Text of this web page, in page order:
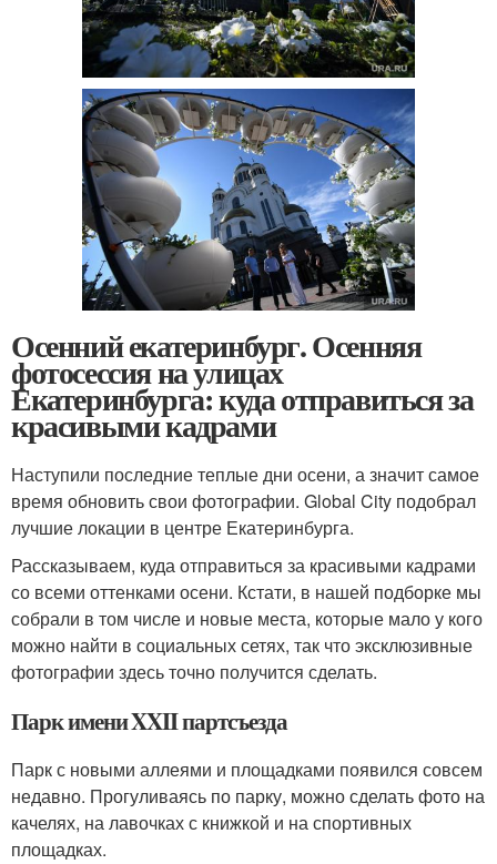
Осенний екатеринбург. Осенняя
фотосессия на улицах
Екатеринбурга: куда отправиться за
красивыми кадрами
Наступили последние теплые дни осени, а значит самое
время обновить свои фотографии. Global City подобрал
лучшие локации в центре Екатеринбурга.
Рассказываем, куда отправиться за красивыми кадрами
со всеми оттенками осени. Кстати, в нашей подборке мы
собрали в том числе и новые места, которые мало у кого
можно найти в социальных сетях, так что эксклюзивные
фотографии здесь точно получится сделать.
Парк имени XXII партсъезда
Парк с новыми аллеями и площадками появился совсем
недавно. Прогуливаясь по парку, можно сделать фото на
качелях, на лавочках с книжкой и на спортивных
площадках.